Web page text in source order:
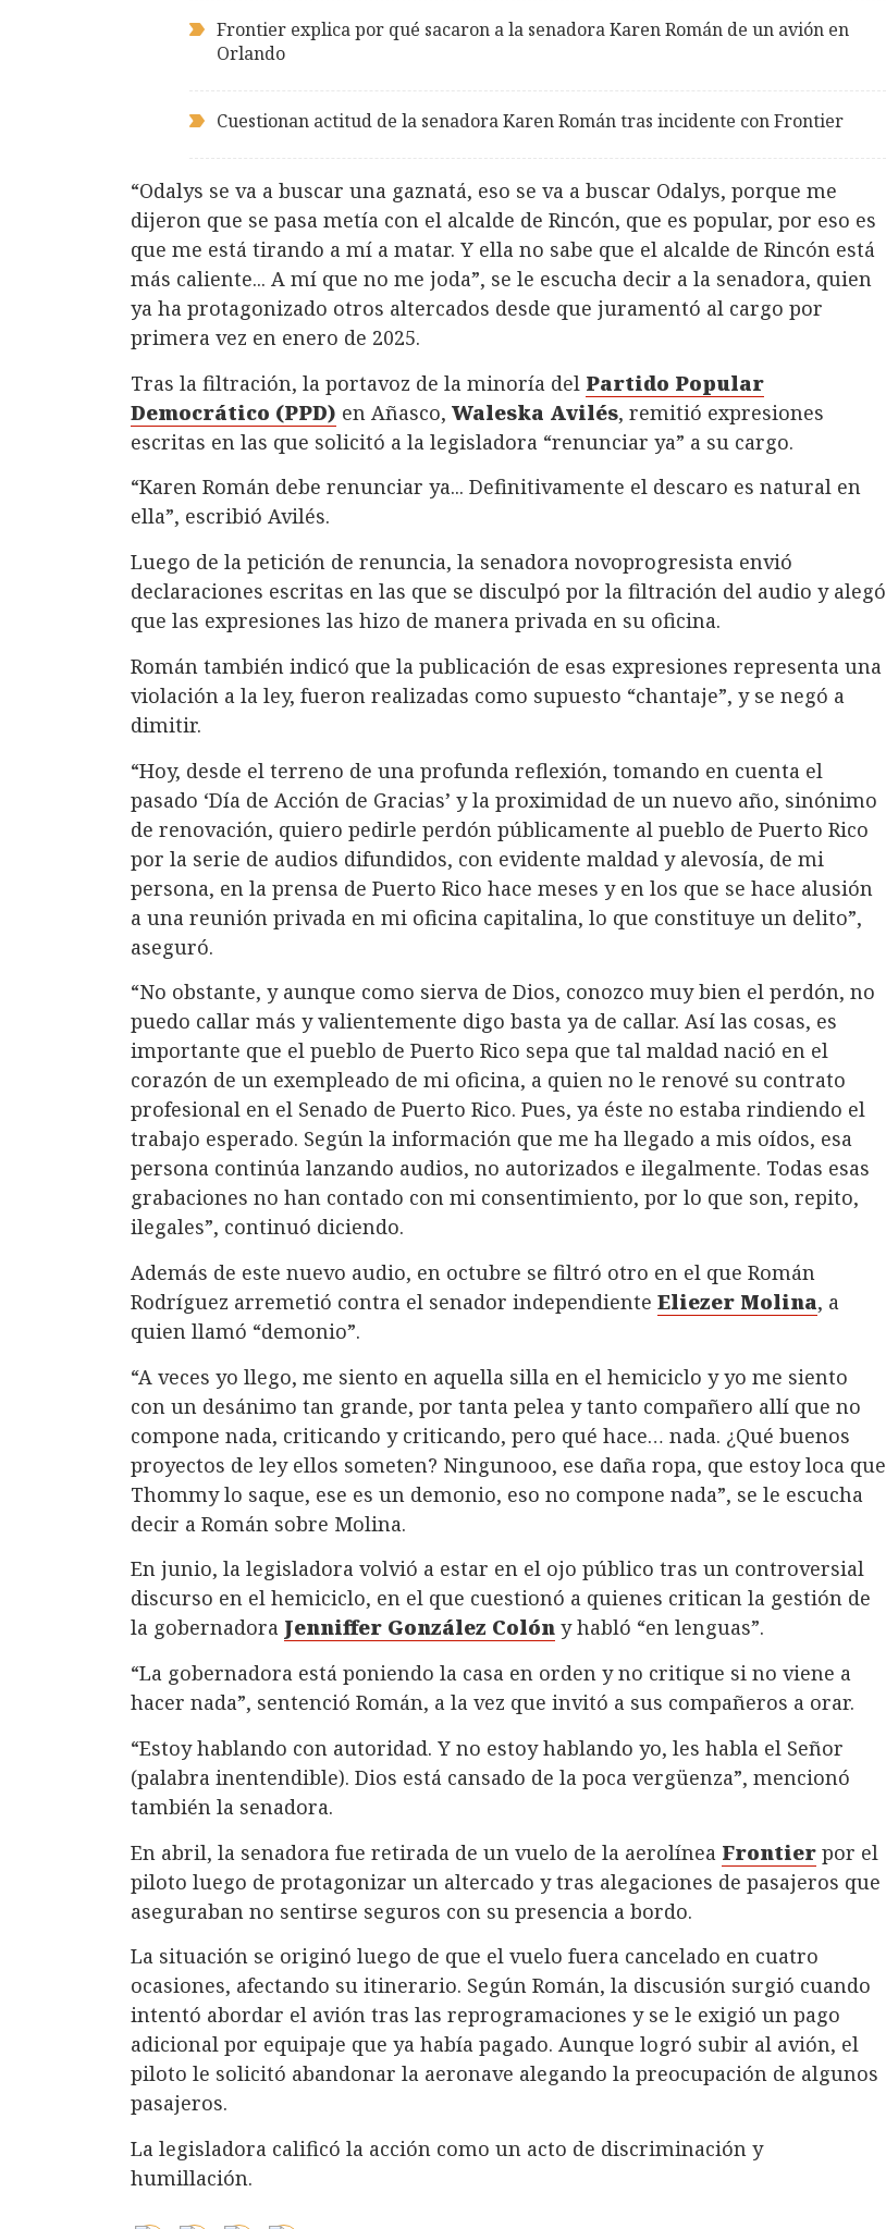
Frontier explica por qué sacaron a la senadora Karen Román de un avión en
Orlando
Cuestionan actitud de la senadora Karen Román tras incidente con Frontier
“Odalys se va a buscar una gaznatá, eso se va a buscar Odalys, porque me
dijeron que se pasa metía con el alcalde de Rincón, que es popular, por eso es
que me está tirando a mí a matar. Y ella no sabe que el alcalde de Rincón está
más caliente... A mí que no me joda”, se le escucha decir a la senadora, quien
ya ha protagonizado otros altercados desde que juramentó al cargo por
primera vez en enero de 2025.
Tras la filtración, la portavoz de la minoría del Partido Popular
Democrático (PPD) en Añasco, Waleska Avilés, remitió expresiones
escritas en las que solicitó a la legisladora “renunciar ya” a su cargo.
“Karen Román debe renunciar ya... Definitivamente el descaro es natural en
ella”, escribió Avilés.
Luego de la petición de renuncia, la senadora novoprogresista envió
declaraciones escritas en las que se disculpó por la filtración del audio y alegó
que las expresiones las hizo de manera privada en su oficina.
Román también indicó que la publicación de esas expresiones representa una
violación a la ley, fueron realizadas como supuesto “chantaje”, y se negó a
dimitir.
“Hoy, desde el terreno de una profunda reflexión, tomando en cuenta el
pasado ‘Día de Acción de Gracias’ y la proximidad de un nuevo año, sinónimo
de renovación, quiero pedirle perdón públicamente al pueblo de Puerto Rico
por la serie de audios difundidos, con evidente maldad y alevosía, de mi
persona, en la prensa de Puerto Rico hace meses y en los que se hace alusión
a una reunión privada en mi oficina capitalina, lo que constituye un delito”,
aseguró.
“No obstante, y aunque como sierva de Dios, conozco muy bien el perdón, no
puedo callar más y valientemente digo basta ya de callar. Así las cosas, es
importante que el pueblo de Puerto Rico sepa que tal maldad nació en el
corazón de un exempleado de mi oficina, a quien no le renové su contrato
profesional en el Senado de Puerto Rico. Pues, ya éste no estaba rindiendo el
trabajo esperado. Según la información que me ha llegado a mis oídos, esa
persona continúa lanzando audios, no autorizados e ilegalmente. Todas esas
grabaciones no han contado con mi consentimiento, por lo que son, repito,
ilegales”, continuó diciendo.
Además de este nuevo audio, en octubre se filtró otro en el que Román
Rodríguez arremetió contra el senador independiente Eliezer Molina, a
quien llamó “demonio”.
“A veces yo llego, me siento en aquella silla en el hemiciclo y yo me siento
con un desánimo tan grande, por tanta pelea y tanto compañero allí que no
compone nada, criticando y criticando, pero qué hace… nada. ¿Qué buenos
proyectos de ley ellos someten? Ningunooo, ese daña ropa, que estoy loca que
Thommy lo saque, ese es un demonio, eso no compone nada”, se le escucha
decir a Román sobre Molina.
En junio, la legisladora volvió a estar en el ojo público tras un controversial
discurso en el hemiciclo, en el que cuestionó a quienes critican la gestión de
la gobernadora Jenniffer González Colón y habló “en lenguas”.
“La gobernadora está poniendo la casa en orden y no critique si no viene a
hacer nada”, sentenció Román, a la vez que invitó a sus compañeros a orar.
“Estoy hablando con autoridad. Y no estoy hablando yo, les habla el Señor
(palabra inentendible). Dios está cansado de la poca vergüenza”, mencionó
también la senadora.
En abril, la senadora fue retirada de un vuelo de la aerolínea Frontier por el
piloto luego de protagonizar un altercado y tras alegaciones de pasajeros que
aseguraban no sentirse seguros con su presencia a bordo.
La situación se originó luego de que el vuelo fuera cancelado en cuatro
ocasiones, afectando su itinerario. Según Román, la discusión surgió cuando
intentó abordar el avión tras las reprogramaciones y se le exigió un pago
adicional por equipaje que ya había pagado. Aunque logró subir al avión, el
piloto le solicitó abandonar la aeronave alegando la preocupación de algunos
pasajeros.
La legisladora calificó la acción como un acto de discriminación y
humillación.